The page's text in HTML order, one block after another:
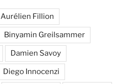
Aurélien Fillion
Binyamin Greilsammer
Damien Savoy
Diego Innocenzi